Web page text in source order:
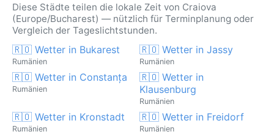
Diese Städte teilen die lokale Zeit von Craiova
(Europe/Bucharest) — nützlich für Terminplanung oder
Vergleich der Tageslichtstunden.
🇷🇴 Wetter in Bukarest
Rumänien
🇷🇴 Wetter in Jassy
Rumänien
🇷🇴 Wetter in Constanța
Rumänien
🇷🇴 Wetter in
Klausenburg
Rumänien
🇷🇴 Wetter in Kronstadt
Rumänien
🇷🇴 Wetter in Freidorf
Rumänien